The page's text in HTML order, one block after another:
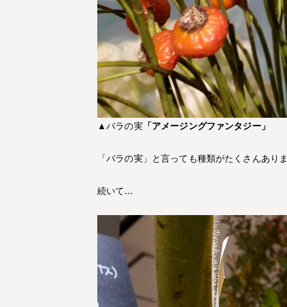
▲バラの実「アメージングファンタジー」
「バラの実」と言っても種類がたくさんありま
続いて…